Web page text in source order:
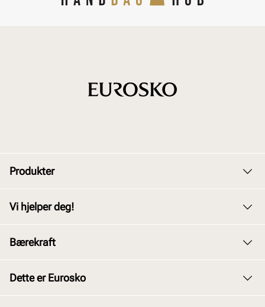
Produkter
Barn
Vi hjelper deg!
Kjøpsbetingelser
Bærekraft
Dette er Eurosko